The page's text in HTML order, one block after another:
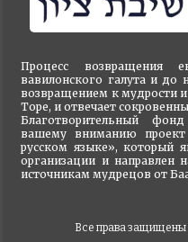
Процесс возвращения
вавилонского галута и до
возвращением к мудрости
Торе, и отвечает
Благотворительный
вашему вниманию
русском языке», который
организации и направлен
источникам мудрецов от
Все права защищены